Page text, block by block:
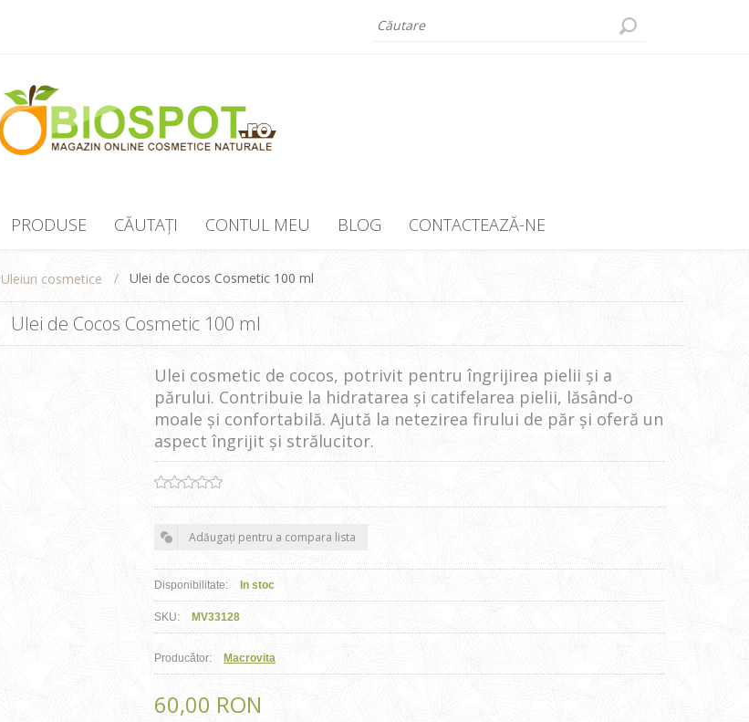
PRODUSE CĂUTAȚI CONTUL MEU BLOG CONTACTEAZĂ-NE
Uleiuri cosmetice / Ulei de Cocos Cosmetic 100 ml
Ulei de Cocos Cosmetic 100 ml
Ulei cosmetic de cocos, potrivit pentru îngrijirea pielii și a
părului. Contribuie la hidratarea și catifelarea pielii, lăsând-o
moale și confortabilă. Ajută la netezirea firului de păr și oferă un
aspect îngrijit și strălucitor.
Adăugați pentru a compara lista
Disponibilitate: In stoc
SKU: MV33128
Producător: Macrovita
60,00 RON